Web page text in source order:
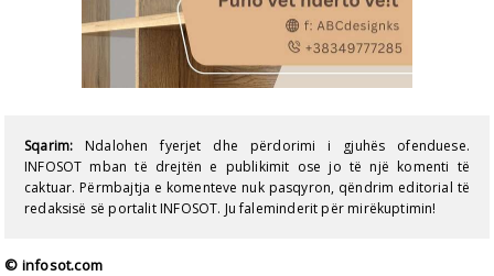
Sqarim: Ndalohen fyerjet dhe përdorimi i gjuhës ofenduese.
INFOSOT mban të drejtën e publikimit ose jo të një komenti të
caktuar. Përmbajtja e komenteve nuk pasqyron, qëndrim editorial të
redaksisë së portalit INFOSOT. Ju faleminderit për mirëkuptimin!
© infosot.com